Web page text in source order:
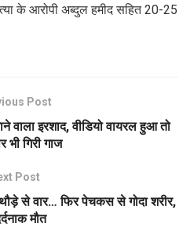
के आरोपी अब्दुल हमीद सहित 20-25
Post
वाला इरशाद, वीडियो वायरल हुआ तो
भी गिरी गाज
Post
से वार… फिर पेचकस से गोदा शरीर,
मौत